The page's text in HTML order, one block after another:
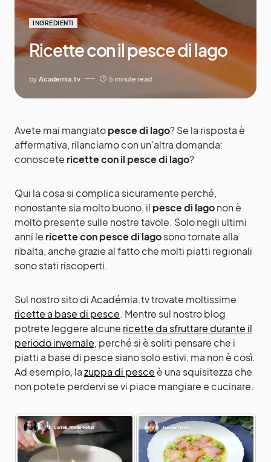
INGREDIENTI
Ricette con il pesce di lago
by Academia.tv 5 minute read
Avete mai mangiatopesce di lago? Se la risposta è
affermativa, rilanciamo con un’altra domanda:
conoscete ricette con il pesce di lago?
Qui la cosa si complica sicuramente perché,
nonostante sia molto buono, il pesce di lagonon è
molto presente sulle nostre tavole. Solo negli ultimi
anni le ricette con pesce di lagosono tornate alla
ribalta, anche grazie al fatto che molti piatti regionali
sono stati riscoperti.
Sul nostro sito di Académia.tv trovate moltissime
ricette a base di pesce. Mentre sul nostro blog
potrete leggere alcune ricette da sfruttare durante il
periodo invernale, perché si è soliti pensare che i
piatti a base di pesce siano solo estivi, ma non è così.
Ad esempio, lazuppa di pesce è una squisitezza che
non potete perdervi se vi piace mangiare e cucinare.